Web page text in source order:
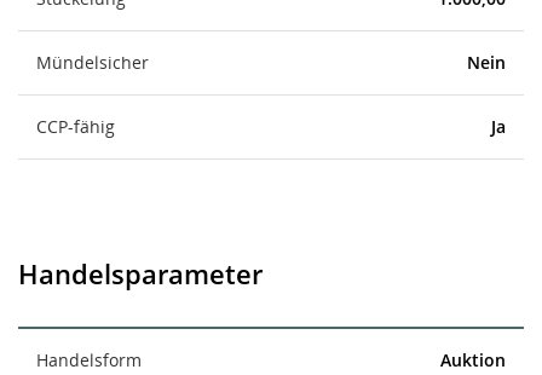
Mündelsicher Nein
CCP-fähig Ja
Handelsparameter
Handelsform Auktion